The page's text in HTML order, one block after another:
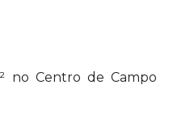
no Centro de Campo